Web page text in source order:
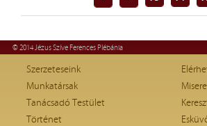
© 2014 Jézus Szíve Ferences Plébánia
Szerzeteseink
Munkatársak
Tanácsadó Testület
Történet